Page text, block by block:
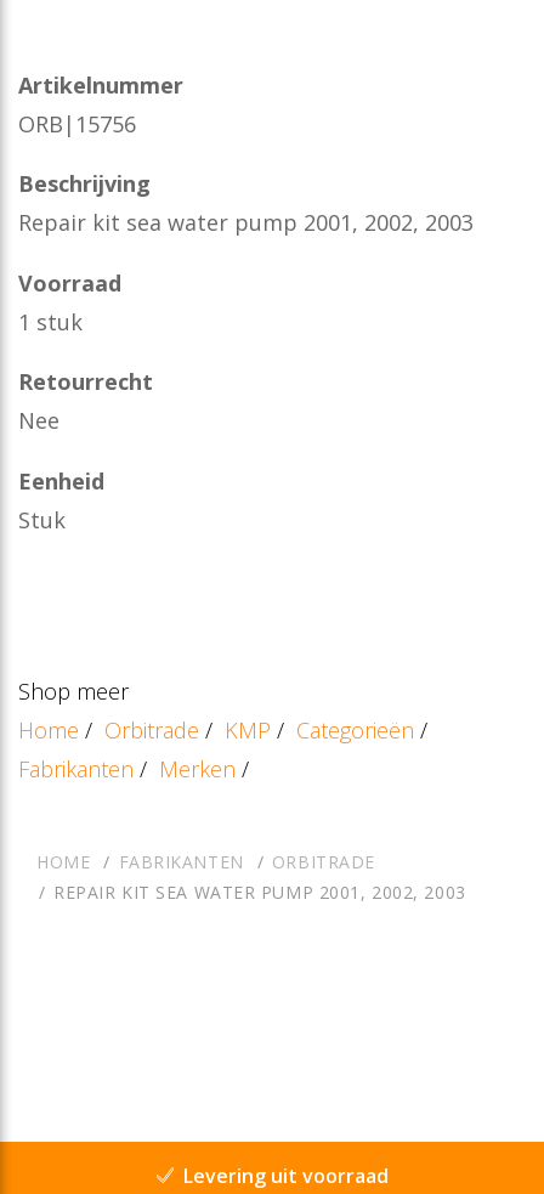
Artikelnummer
ORB|15756
Beschrijving
Repair kit sea water pump 2001, 2002, 2003
Voorraad
1 stuk
Retourrecht
Nee
Eenheid
Stuk
Shop meer
Home / Orbitrade / KMP / Categorieën /
Fabrikanten / Merken /
HOME FABRIKANTEN
ORBITRADE
REPAIR KIT SEA WATER PUMP 2001, 2002, 2003
Levering uit voorraad